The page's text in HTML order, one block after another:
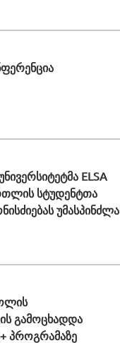
ELSA
სტუდენტთა
უმასპინძლა
გამოცხადდა
პროგრამაზე